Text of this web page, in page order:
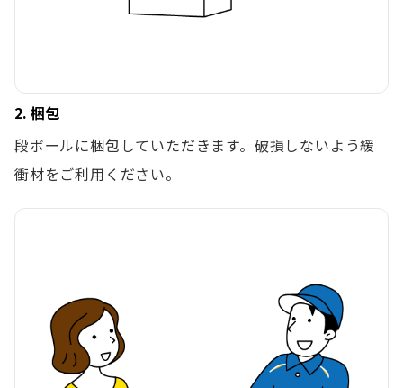
2. 梱包
段ボールに梱包していただきます。破損しないよう緩
衝材をご利用ください。